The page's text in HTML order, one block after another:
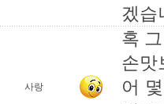
겠습
사랑
혹
손맛
어